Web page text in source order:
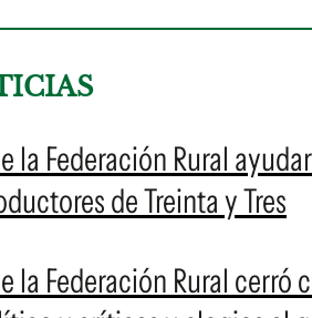
la Federación Rural
de Treinta y Tres
la Federación Rural cerró